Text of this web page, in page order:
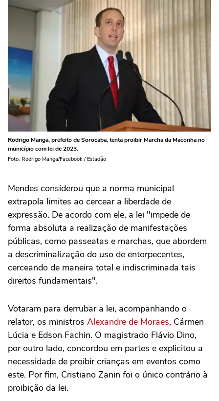
Rodrigo Manga, prefeito de Sorocaba, tenta proibir Marcha da Maconha no
município com lei de 2023.
Foto: Rodrigo Manga/Facebook / Estadão
Mendes considerou que a norma municipal
extrapola limites ao cercear a liberdade de
expressão. De acordo com ele, a lei "impede de
forma absoluta a realização de manifestações
públicas, como passeatas e marchas, que abordem
a descriminalização do uso de entorpecentes,
cerceando de maneira total e indiscriminada tais
direitos fundamentais".
Votaram para derrubar a lei, acompanhando o
relator, os ministros Alexandre de Moraes, Cármen
Lúcia e Edson Fachin. O magistrado Flávio Dino,
por outro lado, concordou em partes e explicitou a
necessidade de proibir crianças em eventos como
este. Por fim, Cristiano Zanin foi o único contrário à
proibição da lei.